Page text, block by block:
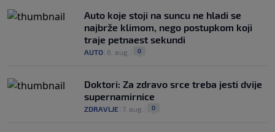
Auto koje stoji na suncu ne hladi se
najbrže klimom, nego postupkom koji
traje petnaest sekundi
AUTO 6. aug. 0
Doktori: Za zdravo srce treba jesti dvije
supernamirnice
ZDRAVLJE 7. aug. 0